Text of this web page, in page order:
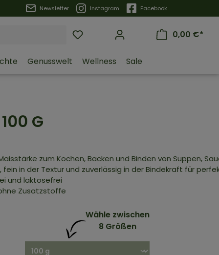
Newsletter Instagram Facebook
0,00 €*
Genusswelt Wellness Sale
100 G
zum Kochen, Backen und Binden von Suppen,
in der Textur und zuverlässig in der Bindekraft für
und laktosefrei
Zusatzstoffe
Wähle zwischen
8 Größen